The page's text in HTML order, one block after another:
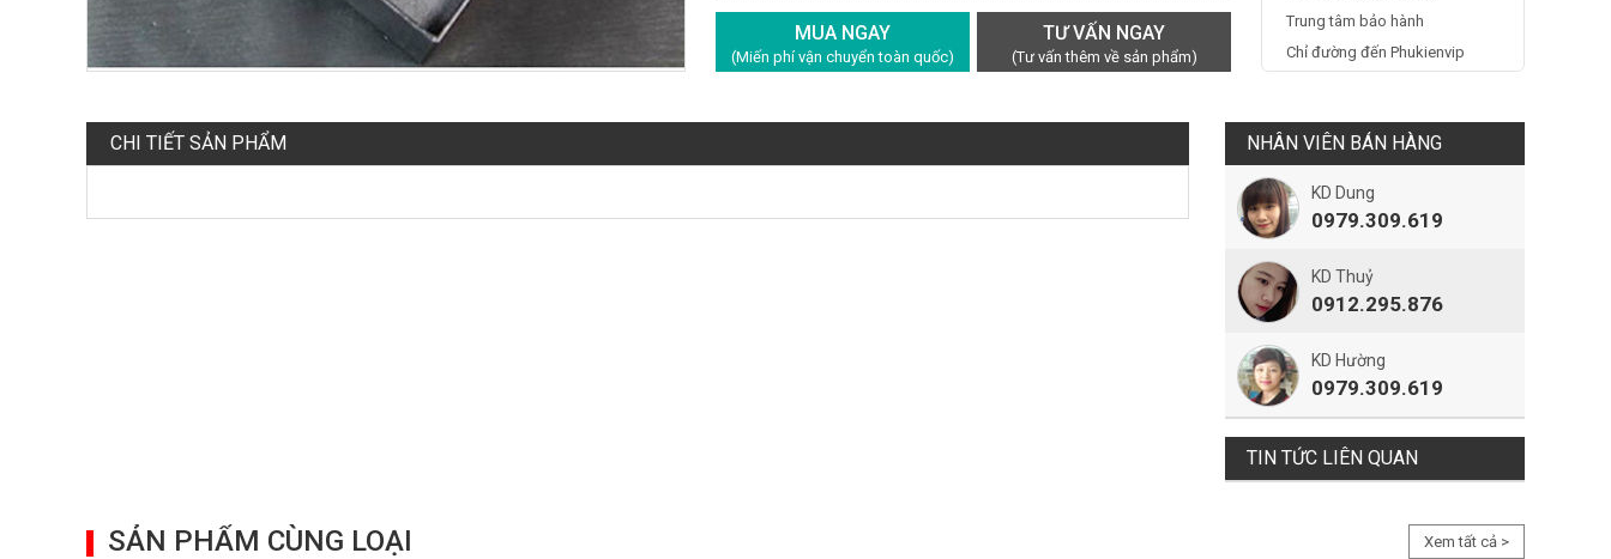
MUA NGAY
(Miến phí vận chuyển toàn quốc)
TƯ VẤN NGAY
(Tư vấn thêm về sản phẩm)
Trung tâm bảo hành
Chỉ đường đến Phukienvip
NHÂN VIÊN BÁN HÀNG
KD Dung
0979.309.619
KD Thuỷ
0912.295.876
KD Hường
0979.309.619
TIN TỨC LIÊN QUAN
CHI TIẾT SẢN PHẨM
Xem tất cả >
SẢN PHẨM CÙNG LOẠI